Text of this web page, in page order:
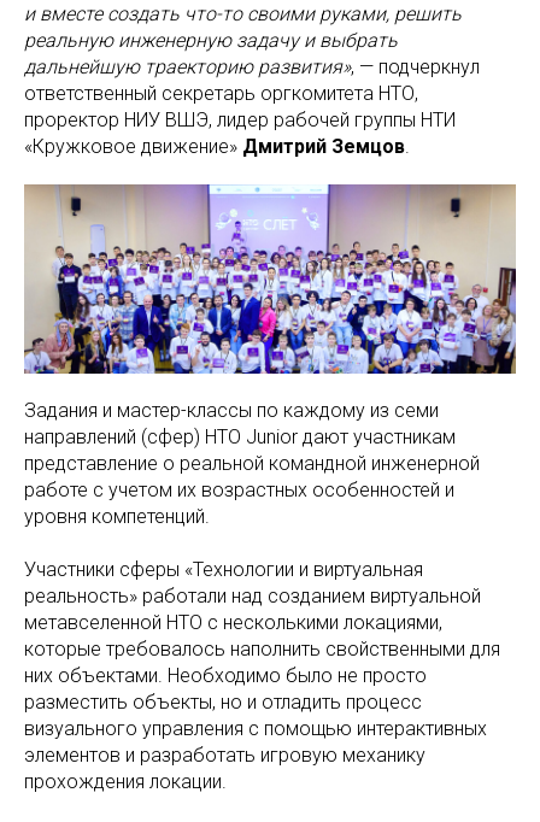
и вместе создать что-то своими руками, решить
реальную инженерную задачу и выбрать
дальнейшую траекторию развития», — подчеркнул
ответственный секретарь оргкомитета НТО,
проректор НИУ ВШЭ, лидер рабочей группы НТИ
«Кружковое движение» Дмитрий Земцов
Задания и мастер-классы по каждому из семи
направлений (сфер) НТО Junior дают участникам
представление о реальной командной инженерной
работе с учетом их возрастных особенностей и
уровня компетенций.
Участники сферы «Технологии и виртуальная
реальность» работали над созданием виртуальной
метавселенной НТО с несколькими локациями,
которые требовалось наполнить свойственными для
них объектами. Необходимо было не просто
разместить объекты, но и отладить процесс
визуального управления с помощью интерактивных
элементов и разработать игровую механику
прохождения локации.